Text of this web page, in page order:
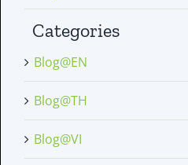
Categories
Blog@EN
Blog@TH
Blog@VI